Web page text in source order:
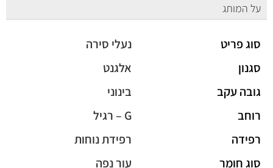
על המותג
סוג פריט
נעלי סירה
סגנון
אלגנט
גובה עקב
בינוני
רוחב
G – רגיל
רפידה
רפידת נוחות
סוג חומר
עור נפה